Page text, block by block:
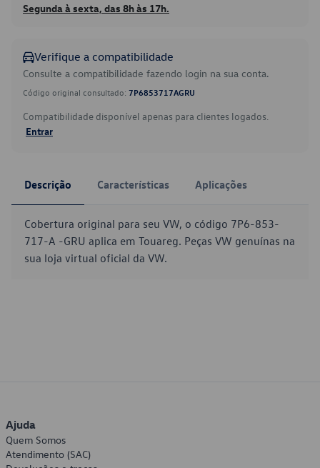
Segunda à sexta, das 8h às 17h.
Verifique a compatibilidade
Consulte a compatibilidade fazendo login na sua conta.
Código original consultado: 7P6853717AGRU
Compatibilidade disponível apenas para clientes logados.
Entrar
Descrição Características Aplicações
Cobertura original para seu VW, o código 7P6-853-
717-A -GRU aplica em Touareg. Peças VW genuínas na
sua loja virtual oficial da VW.
Ajuda
Quem Somos
Atendimento (SAC)